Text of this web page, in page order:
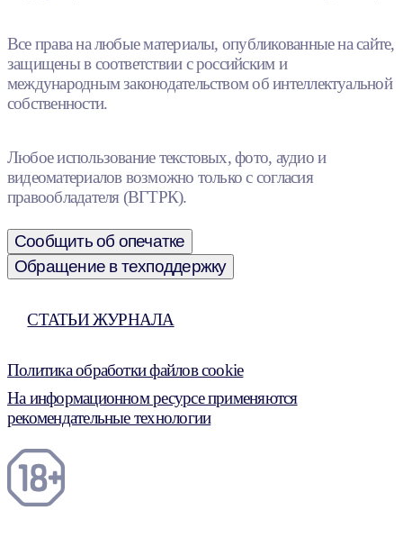
Все права на любые материалы, опубликованные на сайте,
защищены в соответствии с российским и
международным законодательством об интеллектуальной
собственности.
Любое использование текстовых, фото, аудио и
видеоматериалов возможно только с согласия
правообладателя (ВГТРК).
Сообщить об опечатке
Обращение в техподдержку
СТАТЬИ ЖУРНАЛА
Политика обработки файлов cookie
На информационном ресурсе применяются
рекомендательные технологии